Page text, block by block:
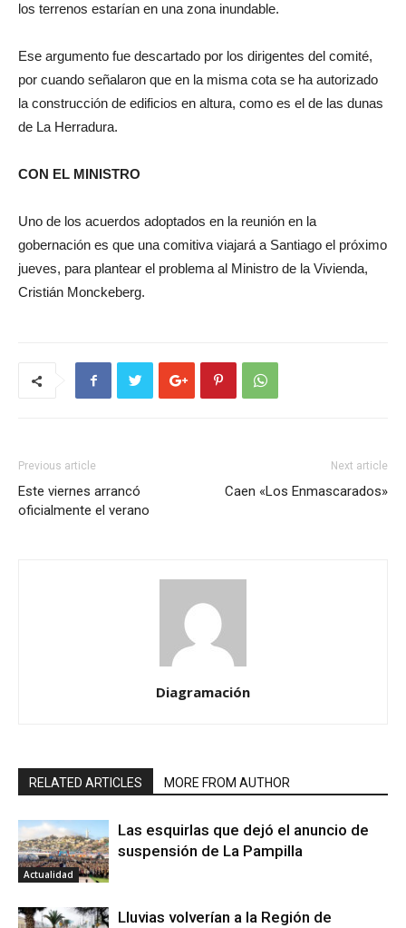
los terrenos estarían en una zona inundable.
Ese argumento fue descartado por los dirigentes del comité,
por cuando señalaron que en la misma cota se ha autorizado
la construcción de edificios en altura, como es el de las dunas
de La Herradura.
CON EL MINISTRO
Uno de los acuerdos adoptados en la reunión en la
gobernación es que una comitiva viajará a Santiago el próximo
jueves, para plantear el problema al Ministro de la Vivienda,
Cristián Monckeberg.
Previous article
Este viernes arrancó
oficialmente el verano
Next article
Caen «Los Enmascarados»
Diagramación
RELATED ARTICLES MORE FROM AUTHOR
Actualidad
Las esquirlas que dejó el anuncio de
suspensión de La Pampilla
Lluvias volverían a la Región de